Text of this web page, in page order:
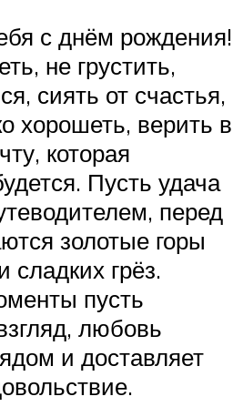
с днём рождения!
не грустить,
сиять от счастья,
хорошеть, верить в
которая
Пусть удача
перед
золотые горы
сладких грёз.
пусть
любовь
и доставляет